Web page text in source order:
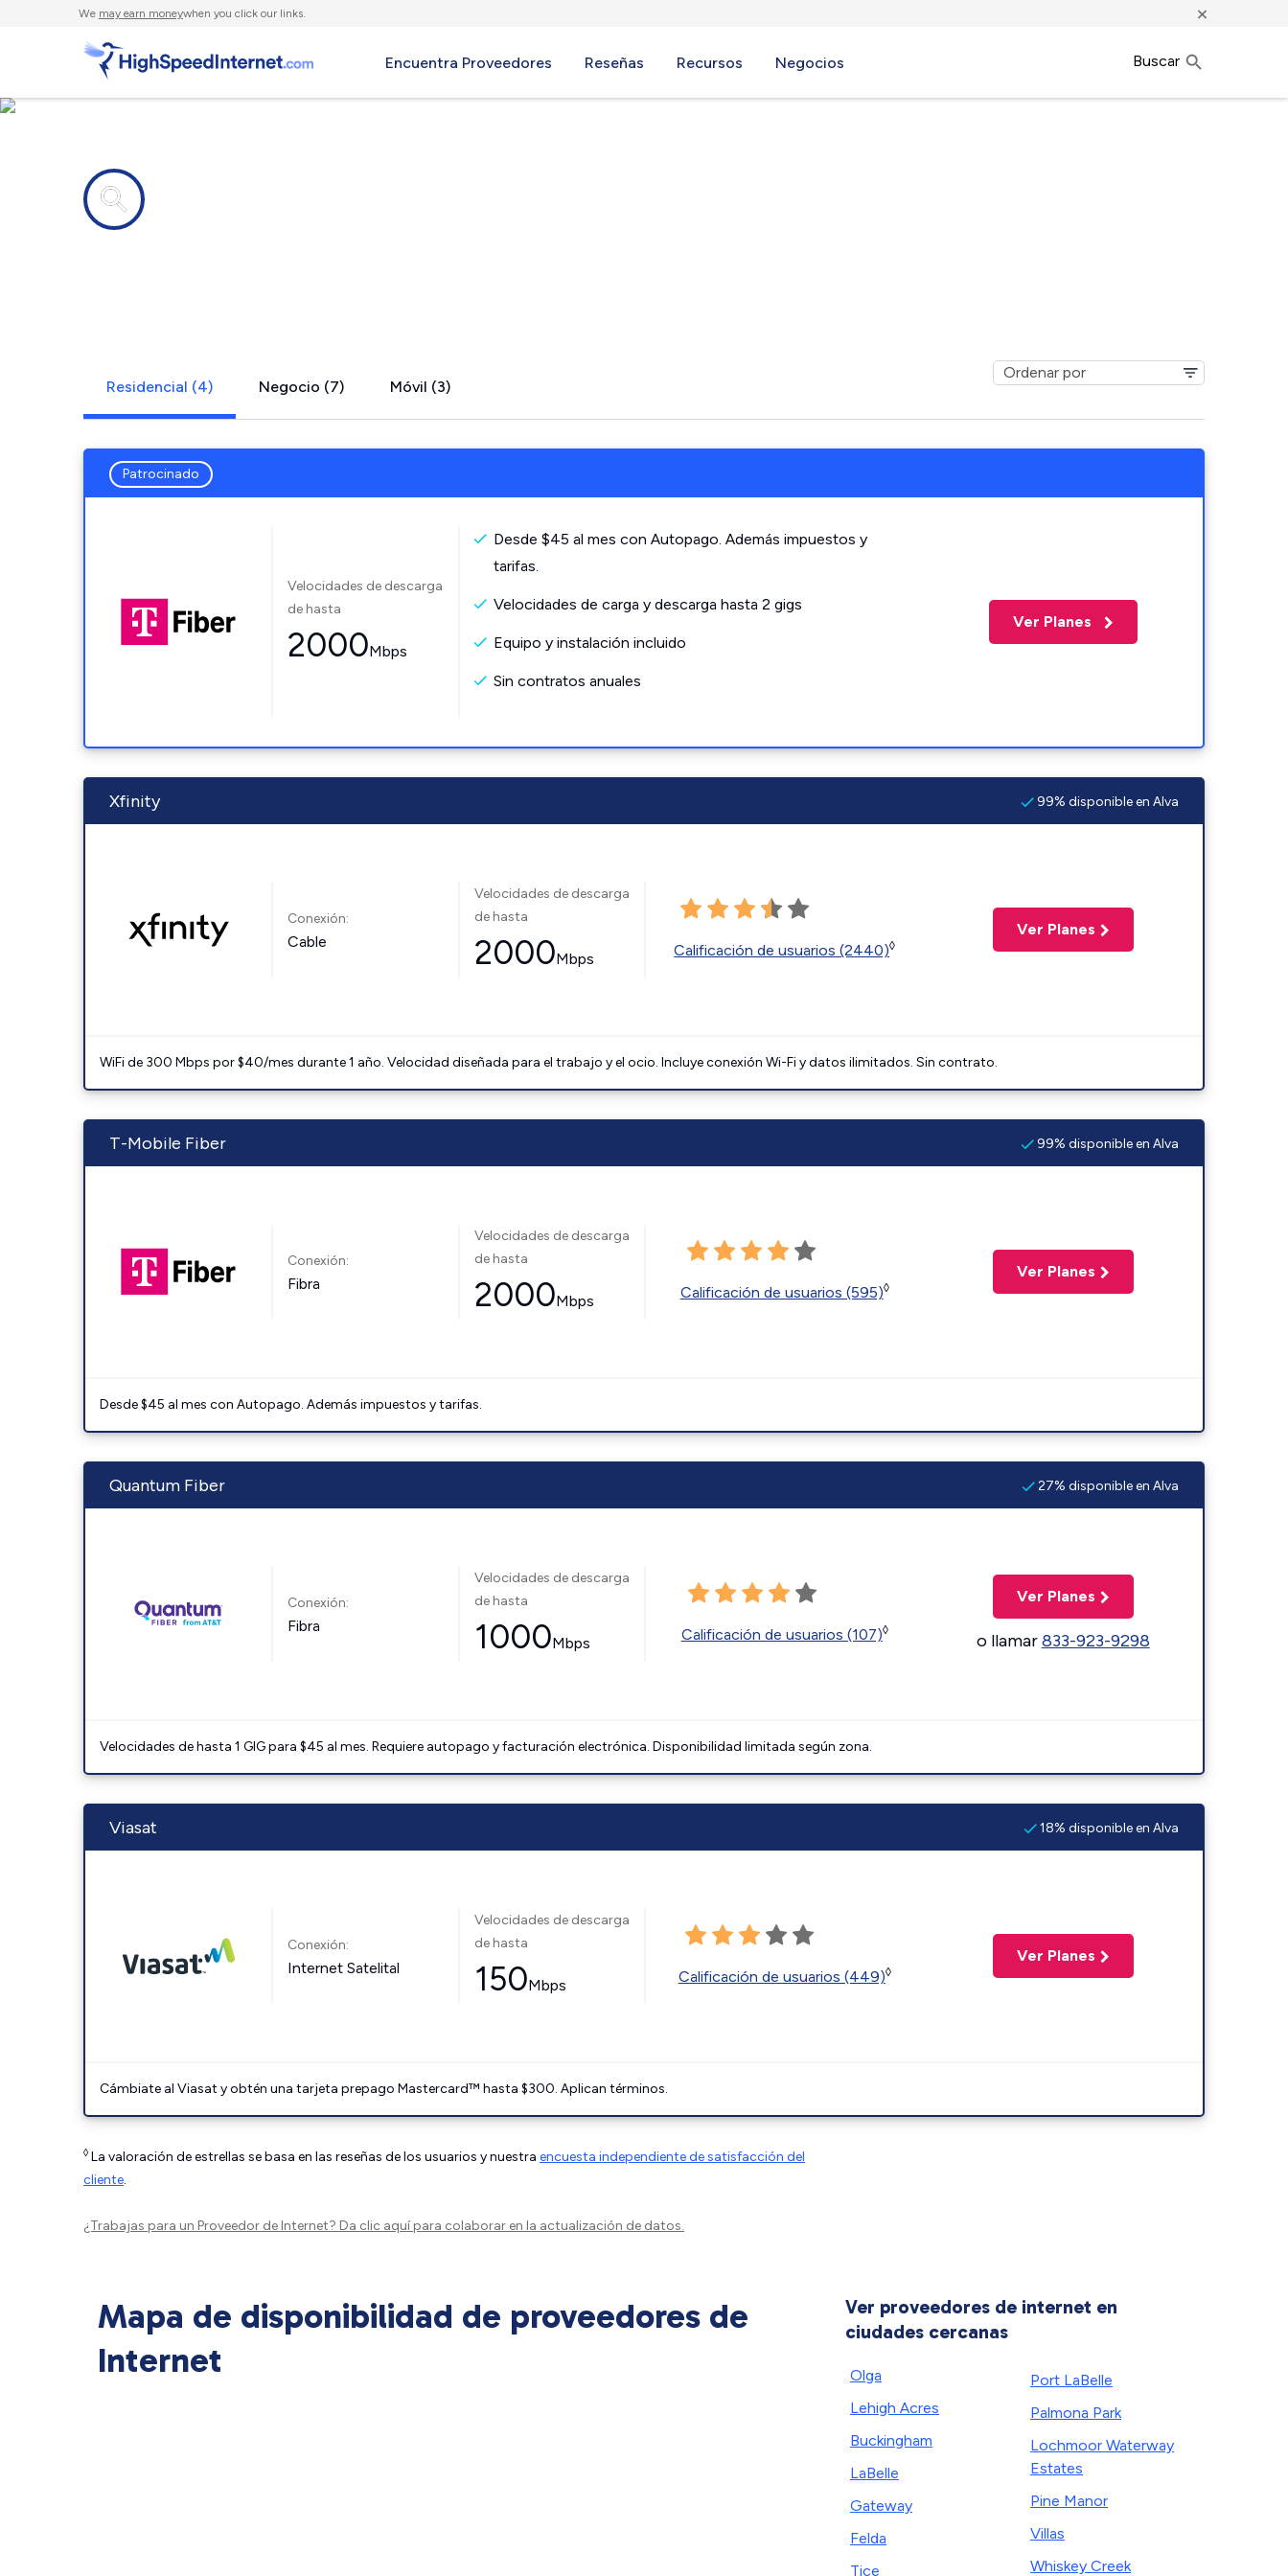
We may earn moneywhen you click our links. ×
Encuentra Proveedores Reseñas Recursos Negocios Buscar
Residencial (4) Negocio (7) Móvil (3)
Patrocinado
Velocidades de descarga
de hasta
2000Mbps
Desde $45 al mes con Autopago. Además impuestos y
tarifas.
Velocidades de carga y descarga hasta 2 gigs
Equipo y instalación incluido
Sin contratos anuales
Ver Planes
Xfinity 99% disponible en Alva
Conexión:
Cable
Velocidades de descarga
de hasta
2000Mbps Calificación de usuarios (2440)◊
Ver Planes
WiFi de 300 Mbps por $40/mes durante 1 año. Velocidad diseñada para el trabajo y el ocio. Incluye conexión Wi-Fi y datos ilimitados. Sin contrato.
T-Mobile Fiber 99% disponible en Alva
Conexión:
Fibra
Velocidades de descarga
de hasta
2000Mbps Calificación de usuarios (595)◊
Ver Planes
Desde $45 al mes con Autopago. Además impuestos y tarifas.
Quantum Fiber 27% disponible en Alva
Conexión:
Fibra
Velocidades de descarga
de hasta
1000Mbps Calificación de usuarios (107)◊
Ver Planes
o llamar833-923-9298
Velocidades de hasta 1 GIG para $45 al mes. Requiere autopago y facturación electrónica. Disponibilidad limitada según zona.
Viasat 18% disponible en Alva
Conexión:
Internet Satelital
Velocidades de descarga
de hasta
150Mbps Calificación de usuarios (449)◊
Ver Planes
Cámbiate al Viasat y obtén una tarjeta prepago Mastercard™ hasta $300. Aplican términos.
◊ La valoración de estrellas se basa en las reseñas de los usuarios y nuestra encuesta independiente de satisfacción del
cliente.
¿Trabajas para un Proveedor de Internet? Da clic aquípara colaborar en la actualización de datos.
Mapa de disponibilidad de proveedores de
Internet
Ver proveedores de internet en
ciudades cercanas
Olga
Lehigh Acres
Buckingham
LaBelle
Gateway
Felda
Tice
Port LaBelle
Palmona Park
Lochmoor Waterway
Estates
Pine Manor
Villas
Whiskey Creek